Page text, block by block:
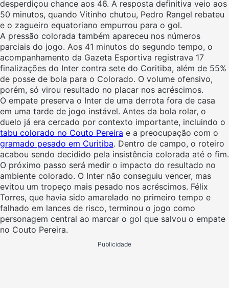
desperdiçou chance aos 46. A resposta definitiva veio aos
50 minutos, quando Vitinho chutou, Pedro Rangel rebateu
e o zagueiro equatoriano empurrou para o gol.
A pressão colorada também apareceu nos números
parciais do jogo. Aos 41 minutos do segundo tempo, o
acompanhamento da Gazeta Esportiva registrava 17
finalizações do Inter contra sete do Coritiba, além de 55%
de posse de bola para o Colorado. O volume ofensivo,
porém, só virou resultado no placar nos acréscimos.
O empate preserva o Inter de uma derrota fora de casa
em uma tarde de jogo instável. Antes da bola rolar, o
duelo já era cercado por contexto importante, incluindo o
tabu colorado no Couto Pereira e a preocupação com o
gramado pesado em Curitiba. Dentro de campo, o roteiro
acabou sendo decidido pela insistência colorada até o fim.
O próximo passo será medir o impacto do resultado no
ambiente colorado. O Inter não conseguiu vencer, mas
evitou um tropeço mais pesado nos acréscimos. Félix
Torres, que havia sido amarelado no primeiro tempo e
falhado em lances de risco, terminou o jogo como
personagem central ao marcar o gol que salvou o empate
no Couto Pereira.
Publicidade